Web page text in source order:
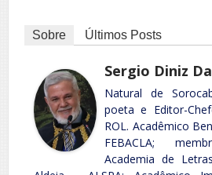
Sobre Últimos Posts
Sergio Diniz
Natural de
poeta e Editor-
ROL. Acadêmico
FEBACLA;
Academia de